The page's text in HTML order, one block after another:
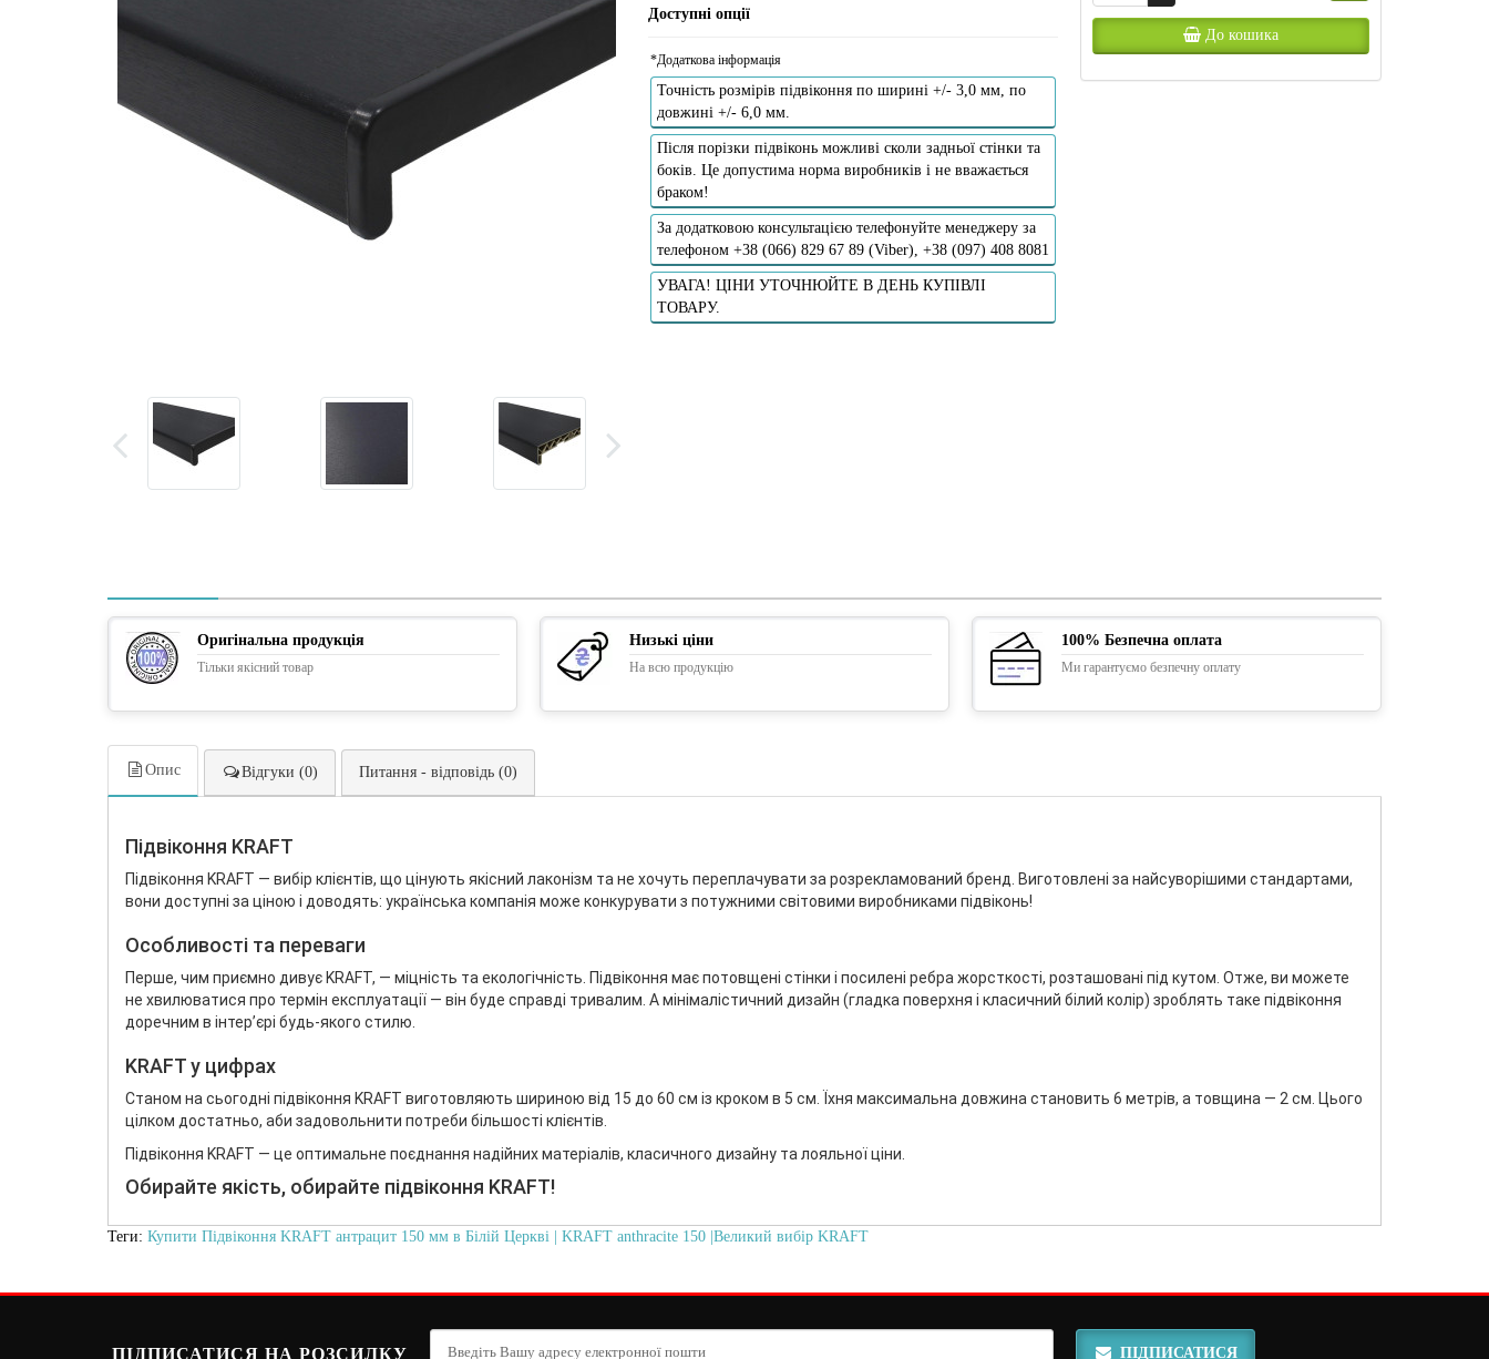
Доступні опції
*Додаткова інформація
Точність розмірів підвіконня по ширині +/- 3,0 мм, по
довжині +/- 6,0 мм.
Після порізки підвіконь можливі сколи задньої стінки та
боків. Це допустима норма виробників і не вважається
браком!
За додатковою консультацією телефонуйте менеджеру за
телефоном +38 (066) 829 67 89 (Viber), +38 (097) 408 8081
УВАГА! ЦІНИ УТОЧНЮЙТЕ В ДЕНЬ КУПІВЛІ
ТОВАРУ.
До кошика
Оригінальна продукція
Тільки якісний товар
Низькі ціни
На всю продукцію
100% Безпечна оплата
Ми гарантуємо безпечну оплату
Опис Відгуки (0) Питання - відповідь (0)
Підвіконня KRAFT
Підвіконня KRAFT — вибір клієнтів, що цінують якісний лаконізм та не хочуть переплачувати за розрекламований бренд. Виготовлені за найсуворішими стандартами,
вони доступні за ціною і доводять: українська компанія може конкурувати з потужними світовими виробниками підвіконь!
Особливості та переваги
Перше, чим приємно дивує KRAFT, — міцність та екологічність. Підвіконня має потовщені стінки і посилені ребра жорсткості, розташовані під кутом. Отже, ви можете
не хвилюватися про термін експлуатації — він буде справді тривалим. А мінімалістичний дизайн (гладка поверхня і класичний білий колір) зроблять таке підвіконня
доречним в інтер’єрі будь-якого стилю.
KRAFT у цифрах
Станом на сьогодні підвіконня KRAFT виготовляють шириною від 15 до 60 см із кроком в 5 см. Їхня максимальна довжина становить 6 метрів, а товщина — 2 см. Цього
цілком достатньо, аби задовольнити потреби більшості клієнтів.
Підвіконня KRAFT — це оптимальне поєднання надійних матеріалів, класичного дизайну та лояльної ціни.
Обирайте якість, обирайте підвіконня KRAFT!
Теги: Купити Підвіконня KRAFT антрацит 150 мм в Білій Церкві | KRAFT anthracite 150 |Великий вибір KRAFT
ПІДПИСАТИСЯ НА РОЗСИЛКУ ПІДПИСАТИСЯ